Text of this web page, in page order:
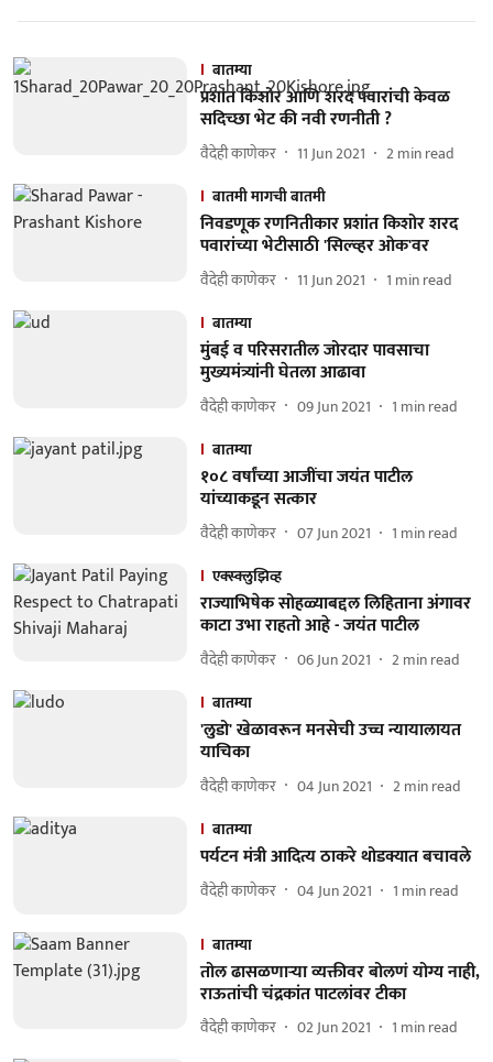
बातम्या
प्रशांत किशोर आणि शरद पवारांची केवळ
सदिच्छा भेट की नवी रणनीती ?
वैदेही काणेकर 11 Jun 2021 2min read
बातमी मागची बातमी
निवडणूक रणनितीकार प्रशांत किशोर शरद
पवारांच्या भेटीसाठी 'सिल्व्हर ओक'वर
वैदेही काणेकर 11 Jun 2021 1 min read
बातम्या
मुंबई व परिसरातील जोरदार पावसाचा
मुख्यमंत्र्यांनी घेतला आढावा
वैदेही काणेकर 09 Jun 2021 1 min read
बातम्या
१०८ वर्षांच्या आजींचा जयंत पाटील
यांच्याकडून सत्कार
वैदेही काणेकर 07 Jun 2021 1 min read
एक्स्क्लुझिव्ह
राज्याभिषेक सोहळ्याबद्दल लिहिताना अंगावर
काटा उभा राहतो आहे - जयंत पाटील
वैदेही काणेकर 06 Jun 2021 2min read
बातम्या
'लुडो' खेळावरून मनसेची उच्च न्यायालायत
याचिका
वैदेही काणेकर 04 Jun 2021 2min read
बातम्या
पर्यटन मंत्री आदित्य ठाकरे थोडक्यात बचावले
वैदेही काणेकर 04 Jun 2021 1 min read
बातम्या
तोल ढासळणाऱ्या व्यक्तीवर बोलणं योग्य नाही,
राऊतांची चंद्रकांत पाटलांवर टीका
वैदेही काणेकर 02 Jun 2021 1 min read